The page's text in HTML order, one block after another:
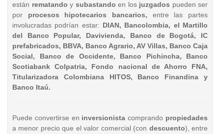
están rematando y subastando en los juzgados pueden ser
por procesos hipotecarios bancarios, entre las partes
involucradas podrían estar: DIAN, Bancolombia, el Martillo
del Banco Popular, Davivienda, Banco de Bogotá, IC
prefabricados, BBVA, Banco Agrario, AV Villas, Banco Caja
Social, Banco de Occidente, Banco Pichincha, Banco
Scotiabank Colpatria, Fondo nacional de Ahorro FNA,
Titularizadora Colombiana HITOS, Banco Finandina y
Banco Itaú.
Puede convertirse en inversionista comprando propiedades
a menor precio que el valor comercial (con descuento), entre